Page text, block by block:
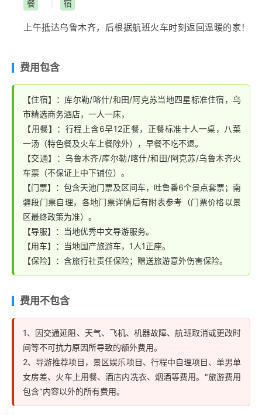
生产生活的历史文物遗迹。二十八盘古水磨坊不仅承载着
当地人对过往生活的回忆，也寄托着人们对未来美好生活
的传承映照。之后参观手工艺品制作
条街 】人类纸业的“活化石”桑皮纸制作工艺是一项古老
的手工制作技艺，在世界上是屈指可数的。桑皮纸制作工
艺在2006年被列入国家级非物质文化遗产。有着千年历
史的桑皮纸被称为人类纸业的活化石。返回和田市区自费
品尝当地特色饮食：夜市特色小吃 . 来到和田，必去的地
方就是【和田夜市】。当夜幕降临，华灯初上，和田夜
市开始热闹起来。人们三三两两从四面八方来到夜市，一
边悠闲地走着，一边品尝着美食……各种诱人的美食应有
尽有，让您目不暇接，流连忘返。晚餐后入住酒店。
美食体验：夜市美食（烤全羊、烤羊肉串、抓饭、薄皮包
子、烤南瓜、羊肚子烤肉、烤三蛋、烤鸽子、烤鱼、烤腰
子、烤蔬菜等，主食：凉粉、羊杂碎汤、水饺、面肺子、
杂克尔和灌米肠、各种面食等，甜品：各种冰激凌、酸
奶、各种时令水果等）
县乃至阿克苏地区黄金
状，叹为观止。午餐后参观阿克苏市内【多浪河公园】
远，她默默地流淌从未间歇，孕育着这片土地和生长在这
搏。多浪河也是阿克苏的象征和符号，在她的润泽下，勤
劳智慧的阿克苏人建设着日益繁华的城镇，并且发展了具
有地域特色的多浪文化及龟兹文化。晚上乘专列返
乌鲁木
齐。
餐 宿
上午抵达乌鲁木齐，后根据航班火车时刻返回温暖的家！
费用包含
【住宿】：库尔勒/喀什/和田/阿克苏当地四星标准住宿，乌
市精选商务酒店，一人一床，
【用餐】：行程上含6早12正餐，正餐标准十人一桌，八菜
一汤（特色餐及火车上餐除外），早餐不吃不退。
【交通】：乌鲁木齐/库尔勒/喀什/和田/阿克苏/乌鲁木齐火
车票（不保证上中下铺位）。
【门票】：包含天池门票及区间车，吐鲁番6个景点套票；南
疆段门票自理，各地门票详情后有附表参考（门票价格以景
区最终政策为准）。
【导服】：当地优秀中文导游服务。
【用车】：当地国产旅游车，1人1正座。
【保险】：含旅行社责任保险；赠送旅游意外伤害保险。
费用不包含
1、因交通延阻、天气、飞机、机器故障、航班取消或更改时
间等不可抗力原因所导致的额外费用。
2、导游推荐项目，景区娱乐项目、行程中自理项目、单男单
女房差、火车上用餐、酒店内冼衣、烟酒等费用。"旅游费用
包含"内容以外的所有费用。